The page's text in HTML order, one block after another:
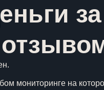
мониторинге на